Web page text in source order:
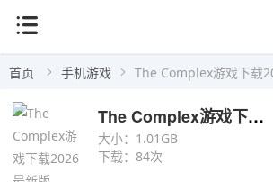
首页 手机游戏 The Complex游戏下载
大小： 1.01GB
下载： 84次
The Complex游戏下载2026最新版